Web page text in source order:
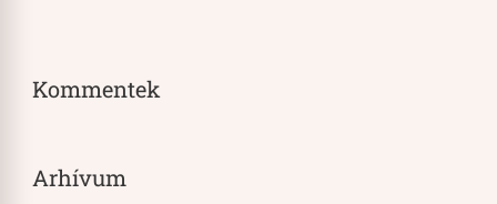
Kommentek
Arhívum